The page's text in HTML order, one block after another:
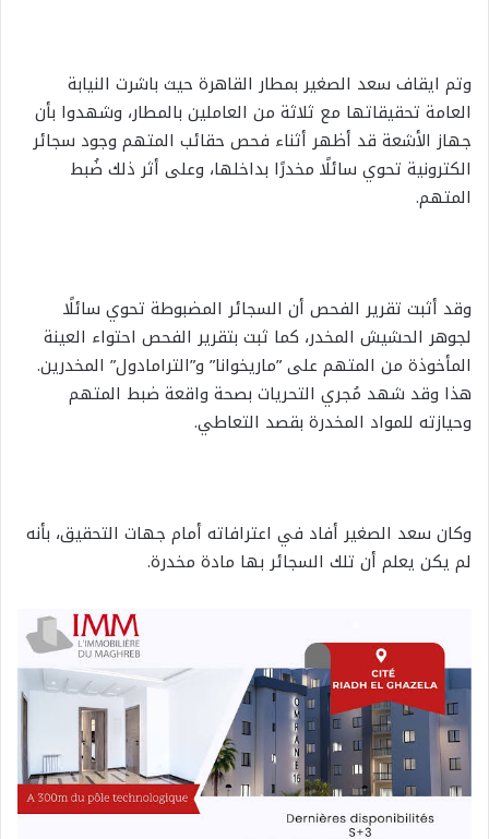
وتم ايقاف سعد الصغير بمطار القاهرة حيث باشرت النيابة
العامة تحقيقاتها مع ثلاثة من العاملين بالمطار، وشهدوا بأن
جهاز الأشعة قد أظهر أثناء فحص حقائب المتهم وجود سجائر
الكترونية تحوي سائلًا مخدرًا بداخلها، وعلى أثر ذلك ضُبط
المتهم.
وقد أثبت تقرير الفحص أن السجائر المضبوطة تحوي سائلًا
لجوهر الحشيش المخدر، كما ثبت بتقرير الفحص احتواء العينة
المأخوذة من المتهم على ”ماريخوانا” و”الترامادول” المخدرين.
هذا وقد شهد مُجري التحريات بصحة واقعة ضبط المتهم
وحيازته للمواد المخدرة بقصد التعاطي.
وكان سعد الصغير أفاد في اعترافاته أمام جهات التحقيق، بأنه
لم يكن يعلم أن تلك السجائر بها مادة مخدرة.